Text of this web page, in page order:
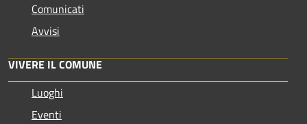
Comunicati
Avvisi
VIVERE IL COMUNE
Luoghi
Eventi